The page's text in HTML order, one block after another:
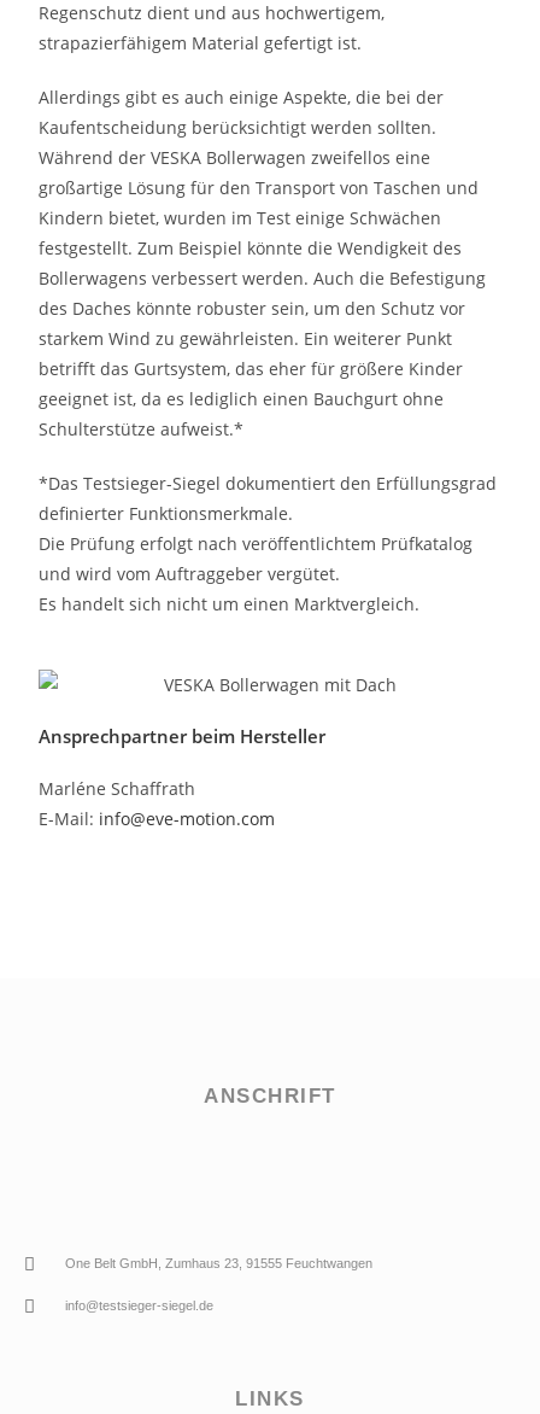
Regenschutz dient und aus hochwertigem,
strapazierfähigem Material gefertigt ist.
Allerdings gibt es auch einige Aspekte, die bei der
Kaufentscheidung berücksichtigt werden sollten.
Während der VESKA Bollerwagen zweifellos eine
großartige Lösung für den Transport von Taschen und
Kindern bietet, wurden im Test einige Schwächen
festgestellt. Zum Beispiel könnte die Wendigkeit des
Bollerwagens verbessert werden. Auch die Befestigung
des Daches könnte robuster sein, um den Schutz vor
starkem Wind zu gewährleisten. Ein weiterer Punkt
betrifft das Gurtsystem, das eher für größere Kinder
geeignet ist, da es lediglich einen Bauchgurt ohne
Schulterstütze aufweist.*
*Das Testsieger-Siegel dokumentiert den Erfüllungsgrad
definierter Funktionsmerkmale.
Die Prüfung erfolgt nach veröffentlichtem Prüfkatalog
und wird vom Auftraggeber vergütet.
Es handelt sich nicht um einen Marktvergleich.
Ansprechpartner beim Hersteller
Marléne Schaffrath
E-Mail: info@eve-motion.com
ANSCHRIFT
One Belt GmbH, Zumhaus 23, 91555 Feuchtwangen
info@testsieger-siegel.de
LINKS